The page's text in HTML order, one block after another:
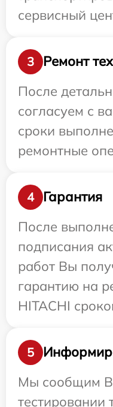
сервисный
3
Ремонт
После
согласуем с
сроки
ремонтные
4
Гарантия
После
подписания
работ Вы
гарантию на
HITACHI
5
Мы сообщим
тестировании